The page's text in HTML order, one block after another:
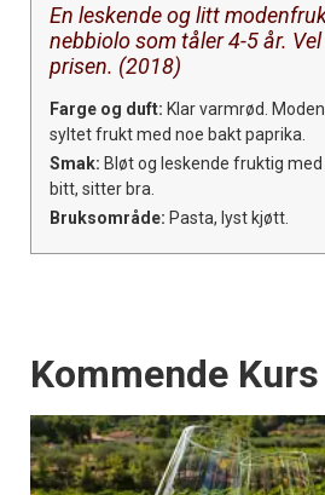
En leskende og litt
nebbiolo som tåler 4-5 år.
prisen. (2018)
Farge og duft: Klar varmrød.
syltet frukt med noe bakt paprika.
Smak: Bløt og leskende fruktig
bitt, sitter bra.
Bruksområde: Pasta, lyst kjøtt.
Events
Kommende Kurs